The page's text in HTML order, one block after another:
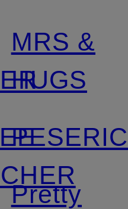
MRS &
HUGS
Pretty